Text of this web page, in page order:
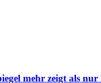
mehr zeigt als